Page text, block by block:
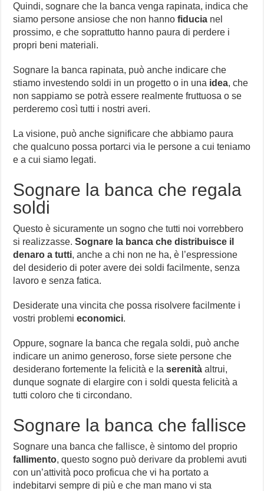
Quindi, sognare che la banca venga rapinata, indica che
siamo persone ansiose che non hanno fiducia nel
prossimo, e che soprattutto hanno paura di perdere i
propri beni materiali.
Sognare la banca rapinata, può anche indicare che
stiamo investendo soldi in un progetto o in una idea, che
non sappiamo se potrà essere realmente fruttuosa o se
perderemo così tutti i nostri averi.
La visione, può anche significare che abbiamo paura
che qualcuno possa portarci via le persone a cui teniamo
e a cui siamo legati.
Sognare la banca che regala
soldi
Questo è sicuramente un sogno che tutti noi vorrebbero
si realizzasse. Sognare la banca che distribuisce il
denaro a tutti, anche a chi non ne ha, è l’espressione
del desiderio di poter avere dei soldi facilmente, senza
lavoro e senza fatica.
Desiderate una vincita che possa risolvere facilmente i
vostri problemi economici.
Oppure, sognare la banca che regala soldi, può anche
indicare un animo generoso, forse siete persone che
desiderano fortemente la felicità e laserenità altrui,
dunque sognate di elargire con i soldi questa felicità a
tutti coloro che ti circondano.
Sognare la banca che fallisce
Sognare una banca che fallisce, è sintomo del proprio
fallimento, questo sogno può derivare da problemi avuti
con un’attività poco proficua che vi ha portato a
indebitarvi sempre di più e che man mano vi sta